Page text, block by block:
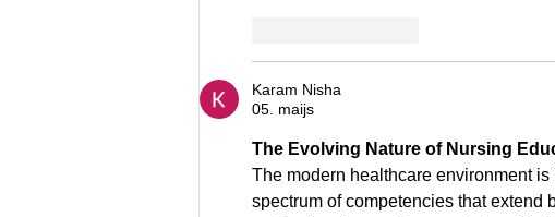
Karam Nisha
05. maijs
The Evolving Nature of Nursing
The modern healthcare environment
spectrum of competencies that extend